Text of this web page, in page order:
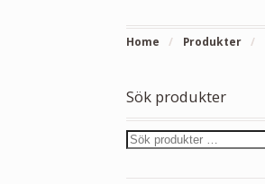
Home / Produkter /
Sök produkter